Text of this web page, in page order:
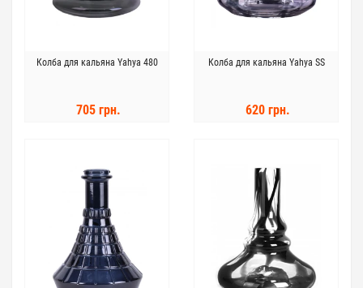
Колба для кальяна Yahya 480
705 грн.
Колба для кальяна Yahya SS
620 грн.